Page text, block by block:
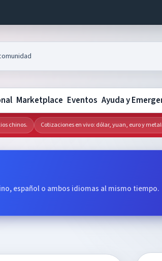
Marketplace Eventos Ayuda y
Cotizaciones en vivo: dólar, yuan, euro y metales
español o ambos idiomas al mismo tiempo.